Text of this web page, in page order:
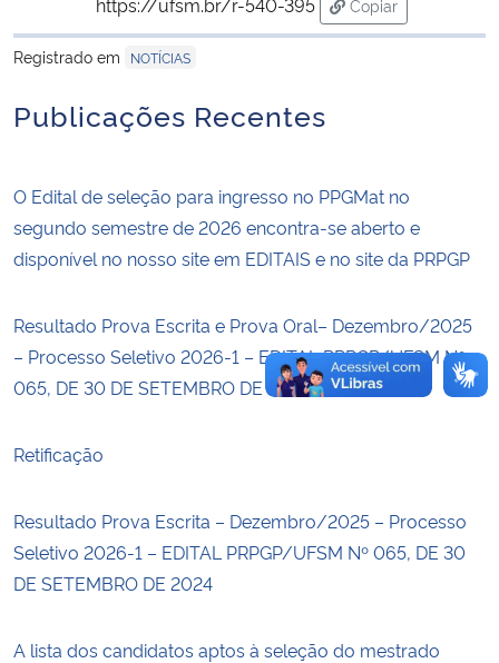
Secretaria-Geral
Secretaria de Governo
Advocacia-Geral da União
Copiar
para área de
Registrado em
NOTÍCIAS
Publicações Recentes
O Edital de seleção para ingresso no PPGMat no
segundo semestre de 2026 encontra-se aberto e
disponível no nosso site em EDITAIS e no site da PRPGP
Resultado Prova Escrita e Prova Oral– Dezembro/2025
– Processo Seletivo 2026-1 – EDITAL PRPGP/UFSM Nº
065, DE 30 DE SETEMBRO DE 2024
Retificação
Resultado Prova Escrita – Dezembro/2025 – Processo
Seletivo 2026-1 – EDITAL PRPGP/UFSM Nº 065, DE 30
DE SETEMBRO DE 2024
A lista dos candidatos aptos à seleção do mestrado